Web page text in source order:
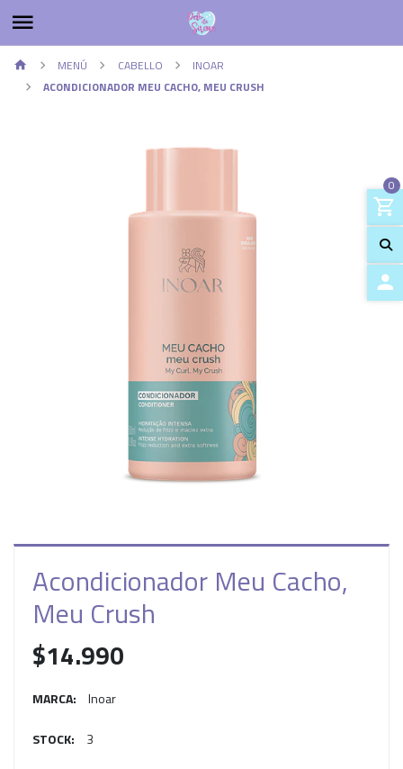
0
MENÚ CABELLO
INOAR
ACONDICIONADOR MEU CACHO, MEU CRUSH
Acondicionador Meu Cacho,
Meu Crush
$14.990
MARCA: Inoar
STOCK: 3